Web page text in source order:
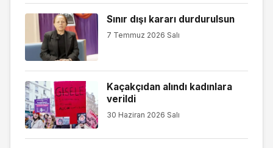
Sınır dışı kararı durdurulsun
7 Temmuz 2026 Salı
Kaçakçıdan alındı kadınlara
verildi
30 Haziran 2026 Salı